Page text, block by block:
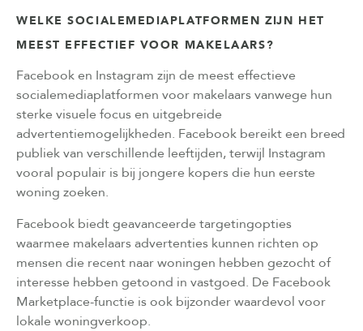
WELKE SOCIALEMEDIAPLATFORMEN ZIJN HET
MEEST EFFECTIEF VOOR MAKELAARS?
Facebook en Instagram zijn de meest effectieve
socialemediaplatformen voor makelaars vanwege hun
sterke visuele focus en uitgebreide
advertentiemogelijkheden. Facebook bereikt een breed
publiek van verschillende leeftijden, terwijl Instagram
vooral populair is bij jongere kopers die hun eerste
woning zoeken.
Facebook biedt geavanceerde targetingopties
waarmee makelaars advertenties kunnen richten op
mensen die recent naar woningen hebben gezocht of
interesse hebben getoond in vastgoed. De Facebook
Marketplace-functie is ook bijzonder waardevol voor
lokale woningverkoop.